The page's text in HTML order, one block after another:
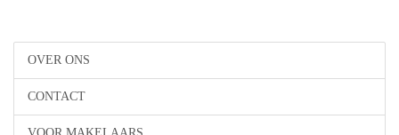
OVER ONS
CONTACT